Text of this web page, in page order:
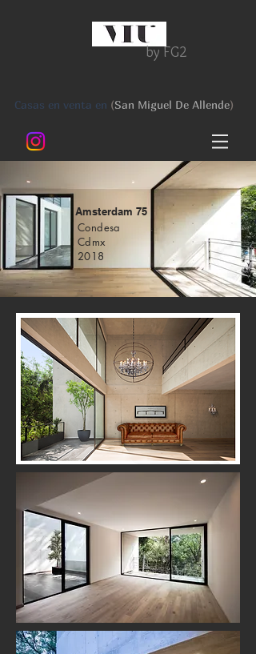
by FG2
Casas en venta en (San Miguel De Allende)
Amsterdam 75
Condesa
Cdmx
2018